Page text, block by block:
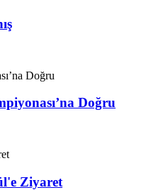
Doğru
Ziyaret